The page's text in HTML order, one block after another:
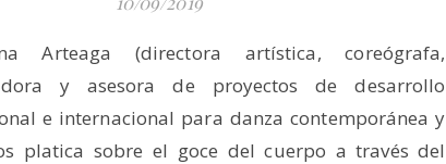
Arteaga (directora artística, coreógrafa,
y asesora de proyectos de desarrollo
e internacional para danza contemporánea y
platica sobre el goce del cuerpo a través del